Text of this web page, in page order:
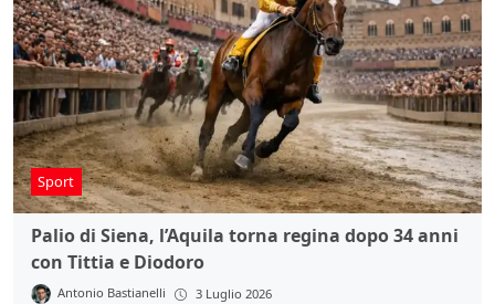
Sport
Palio di Siena, l’Aquila torna regina dopo 34 anni
con Tittia e Diodoro
Antonio Bastianelli 3 Luglio 2026